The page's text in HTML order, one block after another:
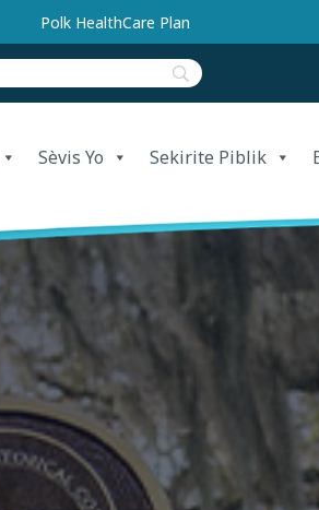
Polk HealthCare Plan
Sèvis Yo Sekirite Piblik